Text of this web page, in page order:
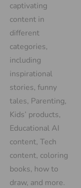
captivating
content in
different
categories,
including
inspirational
stories, funny
tales, Parenting,
Kids’ products,
Educational AI
content, Tech
content, coloring
books, how to
draw, and more.